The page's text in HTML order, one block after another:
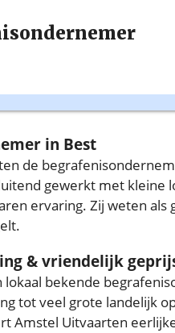
in Best
de
gewerkt met kleine
ervaring. Zij weten als
& vriendelijk
lokaal bekende
tot veel grote landelijk
Amstel Uitvaarten